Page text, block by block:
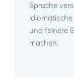
Sprache
und feinere
machen.